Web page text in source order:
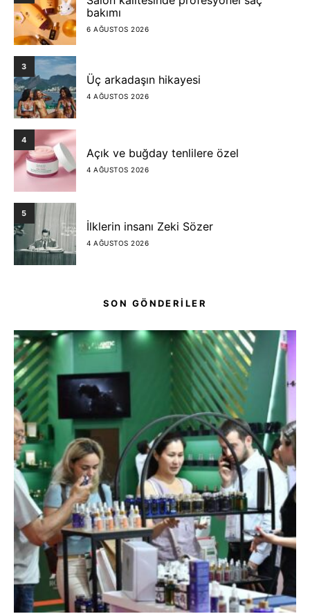
bakımı
6 AĞUSTOS 2026
3
Üç arkadaşın hikayesi
4 AĞUSTOS 2026
4
Açık ve buğday tenlilere özel
4 AĞUSTOS 2026
5
İlklerin insanı Zeki Sözer
4 AĞUSTOS 2026
SON GÖNDERİLER